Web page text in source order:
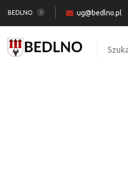
BEDLNO ug@bedlno.pl